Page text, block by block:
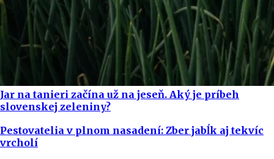
Jar na tanieri začína už na jeseň. Aký je príbeh
slovenskej zeleniny?
Pestovatelia v plnom nasadení: Zber jabĺk aj tekvíc
vrcholí